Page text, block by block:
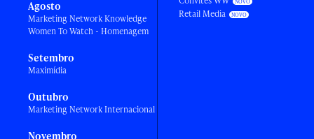
Agosto
Marketing Network Knowledge
Women To Watch - Homenagem
Setembro
Maximídia
Outubro
Marketing Network Internacional
Novembro
Retail Media